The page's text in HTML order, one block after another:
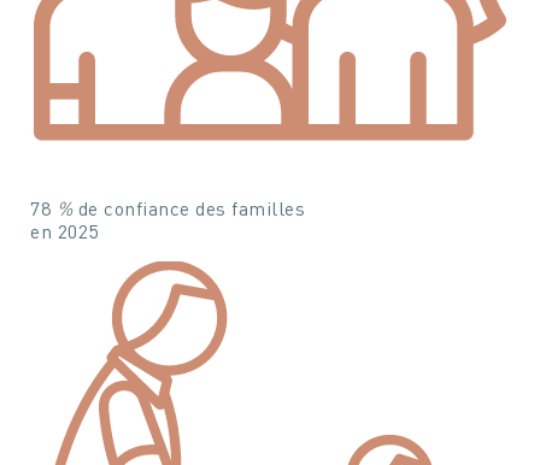
78 % de confiance des familles
en 2025